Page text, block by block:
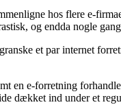
hos flere e-
og endda nogle
et par internet
en e-forretning
dækket ind under et